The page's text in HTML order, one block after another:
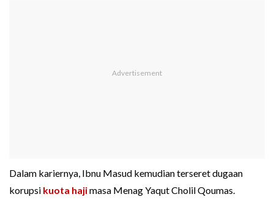
Dalam kariernya, Ibnu Masud kemudian terseret dugaan
korupsi kuota hajimasa Menag Yaqut Cholil Qoumas.